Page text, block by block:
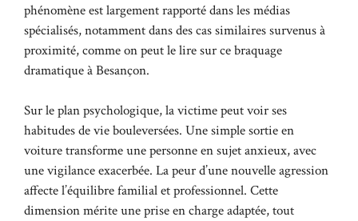
phénomène est largement rapporté dans les médias
spécialisés, notamment dans des cas similaires survenus à
proximité, comme on peut le lire surce braquage
dramatique à Besançon.
Sur le plan psychologique, la victime peut voir ses
habitudes de vie bouleversées. Une simple sortie en
voiture transforme une personne en sujet anxieux, avec
une vigilance exacerbée. La peur d’une nouvelle agression
affecte l’équilibre familial et professionnel. Cette
dimension mérite une prise en charge adaptée, tout